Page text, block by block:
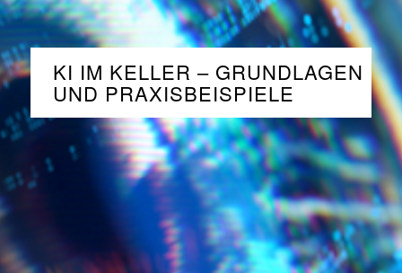
KI IM KELLER – GRUNDLAGEN
UND PRAXISBEISPIELE